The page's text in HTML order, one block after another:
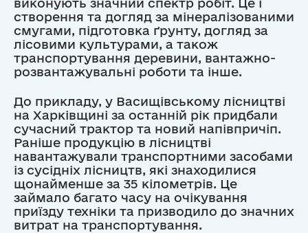
створення та догляд за мінералізованими
смугами, підготовка ґрунту, догляд за
лісовими культурами, а також
транспортування деревини, вантажно-
розвантажувальні роботи та інше.
До прикладу, у Васищівському лісництві
на Харківщині за останній рік придбали
сучасний трактор та новий напівпричіп.
Раніше продукцію в лісництві
навантажували транспортними засобами
із сусідніх лісництв, які знаходилися
щонайменше за 35 кілометрів. Це
займало багато часу на очікування
приїзду техніки та призводило до значних
витрат на транспортування.